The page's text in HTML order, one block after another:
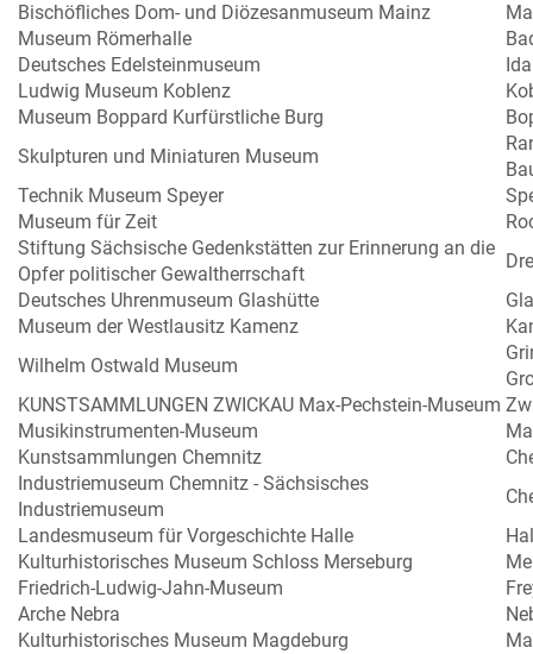
Bischöfliches Dom- und Diözesanmuseum Mainz
Museum Römerhalle
Deutsches Edelsteinmuseum
Ludwig Museum Koblenz
Museum Boppard Kurfürstliche Burg
Skulpturen und Miniaturen Museum
Technik Museum Speyer
Museum für Zeit
Stiftung Sächsische Gedenkstätten zur Erinnerung an die
Opfer politischer Gewaltherrschaft
Deutsches Uhrenmuseum Glashütte
Museum der Westlausitz Kamenz
Wilhelm Ostwald Museum
KUNSTSAMMLUNGEN ZWICKAU Max-Pechstein-Museum
Musikinstrumenten-Museum
Kunstsammlungen Chemnitz
Industriemuseum Chemnitz - Sächsisches
Industriemuseum
Landesmuseum für Vorgeschichte Halle
Kulturhistorisches Museum Schloss Merseburg
Friedrich-Ludwig-Jahn-Museum
Arche Nebra
Kulturhistorisches Museum Magdeburg